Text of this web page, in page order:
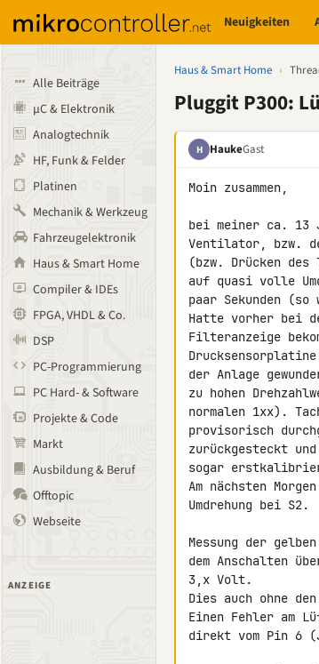
Neuigkeiten
Alle Beiträge
µC & Elektronik
Analogtechnik
HF, Funk & Felder
Platinen
Mechanik & Werkzeug
Fahrzeugelektronik
Haus & Smart Home
Compiler & IDEs
FPGA, VHDL & Co.
DSP
PC-Programmierung
PC Hard- & Software
Projekte & Code
Markt
Ausbildung & Beruf
Offtopic
Webseite
ANZEIGE
Haus & Smart Home ›
Pluggit P300:
H HaukeGast
Moin zusammen,
bei meiner ca. 13
Ventilator, bzw.
(bzw. Drücken
auf quasi volle
paar Sekunden
Hatte vorher bei
Filteranzeige
der Anlage
zu hohen
normalen 1xx).
provisorisch
zurückgesteckt
sogar
Am nächsten
Umdrehung bei S2.
Messung der
dem Anschalten
3,x Volt.
Dies auch ohne
Einen Fehler am
direkt vom Pin 6